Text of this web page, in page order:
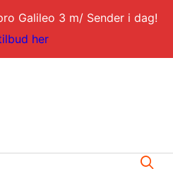
Galileo 3 m/ Sender i dag!
her